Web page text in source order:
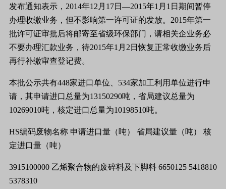
发布通知表示， 2014年12 月 17日 —2015年1 月 1 日 期间暂停
办理收缴业务，但不影响第一许可证的发放。 2015年第一
批许可证审批后将邮寄至省级环保部门，请相关企业务必
不要办理汇款业务，待2015年1 月 2 日恢复正常收缴业务后
再行补缴审查登记费。
本批公示共有448家进口单位、 534家加工利用单位进行申
请，其申请进口总量为13150290吨，省局建议总量为
10269010吨，核定进口总量为10198510吨。
HS编码废物名称 申请进口量（吨） 省局建议量（吨）
核
定进口量（吨）
3915100000 乙烯聚合物的废碎料及下脚料 6650125 5418810
5378310